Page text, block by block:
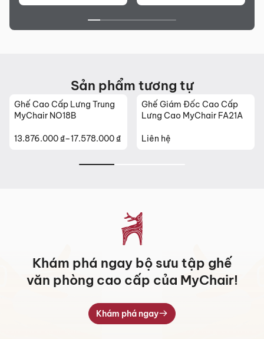
Sản phẩm tương tự
Ghế Cao Cấp Lưng Trung
MyChair NO18B
13.876.000 ₫–17.578.000 ₫
Khoảng
Ghế Giám Đốc Cao Cấp
Lưng Cao MyChair FA21A
Liên hệ
Khám phá ngay bộ sưu tập ghế
văn phòng cao cấp của MyChair!
Khám phá ngay